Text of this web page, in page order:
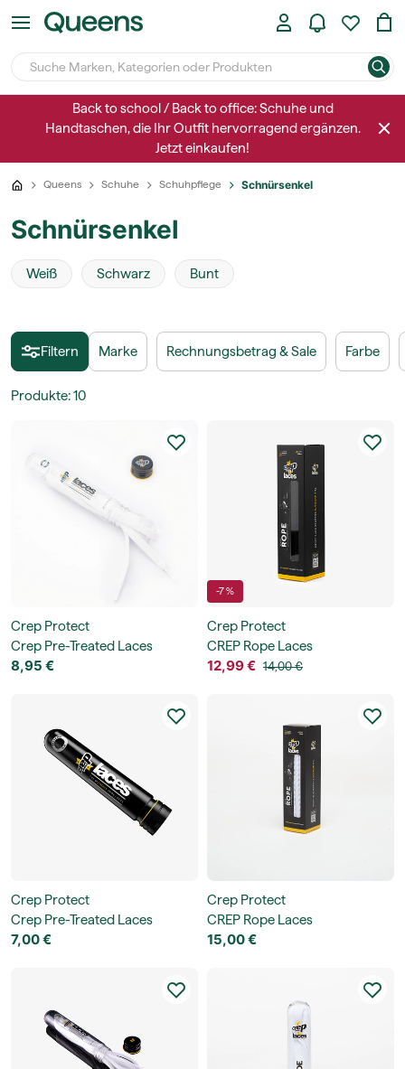
Back to school / Back to office: Schuhe und
Handtaschen, die Ihr Outfit hervorragend ergänzen.
Jetzt einkaufen!
Queens Schuhe Schuhpflege Schnürsenkel
Schnürsenkel
Weiß Schwarz Bunt
Filtern Marke Rechnungsbetrag & Sale Farbe
Produkte:10
Crep Protect
Crep Pre-Treated Laces
8,95 €
-7 %
Crep Protect
CREP Rope Laces
12,99 € 14,00 €
Crep Protect
Crep Pre-Treated Laces
7,00 €
Crep Protect
CREP Rope Laces
15,00 €